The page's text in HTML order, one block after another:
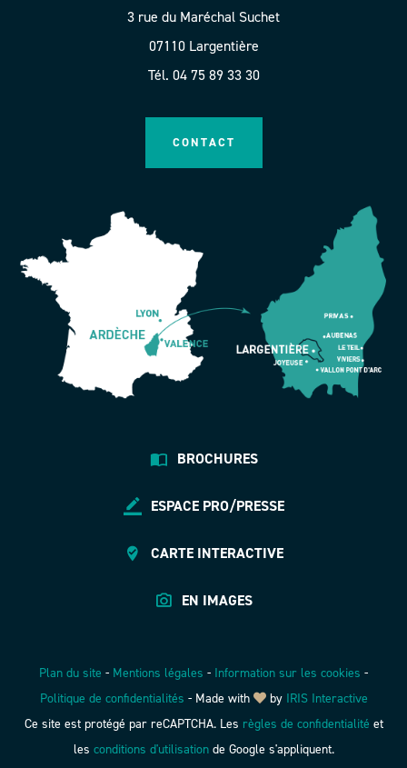
3 rue du Maréchal Suchet
07110 Largentière
Tél. 04 75 89 33 30
CONTACT
BROCHURES
ESPACE PRO/PRESSE
CARTE INTERACTIVE
EN IMAGES
Plan du site - Mentions légales - Information sur les cookies -
Politique de confidentialités -Made with by IRIS Interactive
Ce site est protégé par reCAPTCHA. Les règles de confidentialité et
les conditions d'utilisationde Google s'appliquent.